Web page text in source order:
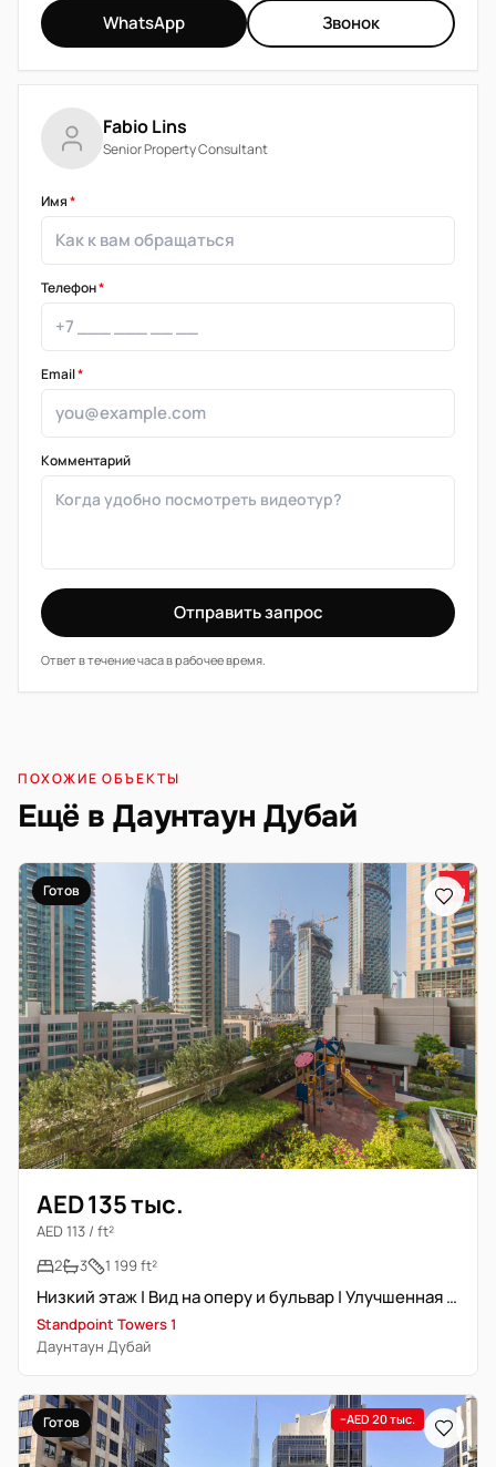
WhatsApp Звонок
Fabio Lins
Senior Property Consultant
Имя*
Телефон*
Email*
Комментарий
Отправить запрос
Ответ в течение часа в рабочее время.
ПОХОЖИЕ ОБЪЕКТЫ
Ещё в Даунтаун Дубай
Готов
AED 135 тыс.
AED 113 / ft²
2
3 1 199 ft²
Низкий этаж | Вид на оперу и бульвар | Улучшенная отделка
Standpoint Towers 1
Даунтаун Дубай
Готов −AED 20 тыс.